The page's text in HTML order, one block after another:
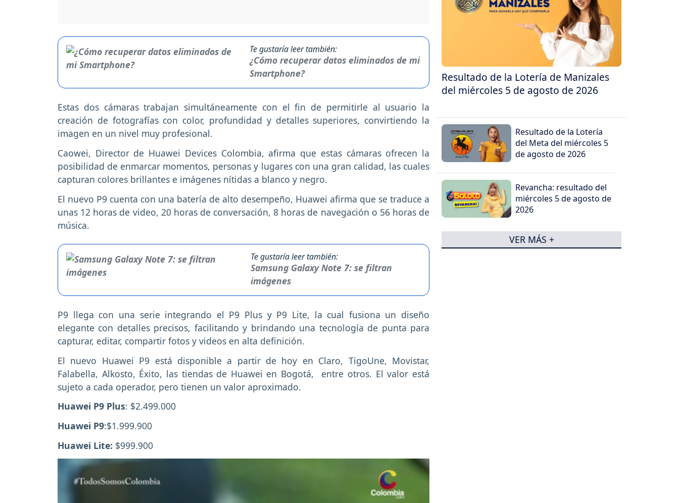
Te gustaría leer también:
¿Cómo recuperar datos eliminados de mi
Smartphone?
Estas dos cámaras trabajan simultáneamente con el fin de permitirle al usuario la
creación de fotografías con color, profundidad y detalles superiores, convirtiendo la
imagen en un nivel muy profesional.
Caowei, Director de Huawei Devices Colombia, afirma que estas cámaras ofrecen la
posibilidad de enmarcar momentos, personas y lugares con una gran calidad, las cuales
capturan colores brillantes e imágenes nítidas a blanco y negro.
El nuevo P9 cuenta con una batería de alto desempeño, Huawei afirma que se traduce a
unas 12 horas de video, 20 horas de conversación, 8 horas de navegación o 56 horas de
música.
Te gustaría leer también:
Samsung Galaxy Note 7: se filtran
imágenes
P9 llega con una serie integrando el P9 Plus y P9 Lite, la cual fusiona un diseño
elegante con detalles precisos, facilitando y brindando una tecnología de punta para
capturar, editar, compartir fotos y videos en alta definición.
El nuevo Huawei P9 está disponible a partir de hoy en Claro, TigoUne, Movistar,
Falabella, Alkosto, Éxito, las tiendas de Huawei en Bogotá, entre otros. El valor está
sujeto a cada operador, pero tienen un valor aproximado.
Huawei P9 Plus: $2.499.000
Huawei P9:$1.999.900
Huawei Lite: $999.900
Resultado de la Lotería de Manizales
del miércoles 5 de agosto de 2026
Resultado de la Lotería
del Meta del miércoles 5
de agosto de 2026
Revancha: resultado del
miércoles 5 de agosto de
2026
VER MÁS +